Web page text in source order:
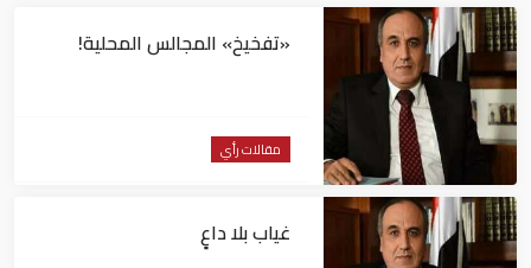
«تفخيخ» المجالس المحلية!
مقالات رأي
غياب بلا داعٍ